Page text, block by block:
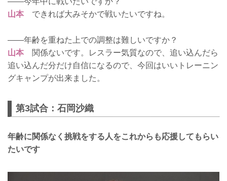
山本 できれば大みそかで戦いたいですね。
――年齢を重ねた上での調整は難しいですか？
山本 関係ないです。レスラー気質なので、追い込んだら
追い込んだ分だけ自信になるので、今回はいいトレーニン
グキャンプが出来ました。
第3試合：石岡沙織
年齢に関係なく挑戦をする人をこれからも応援してもらい
たいです